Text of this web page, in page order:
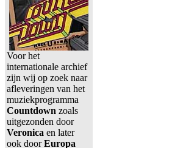
Voor het
internationale archief
zijn wij op zoek naar
afleveringen van het
muziekprogramma
Countdown zoals
uitgezonden door
Veronica en later
ook doorEuropa